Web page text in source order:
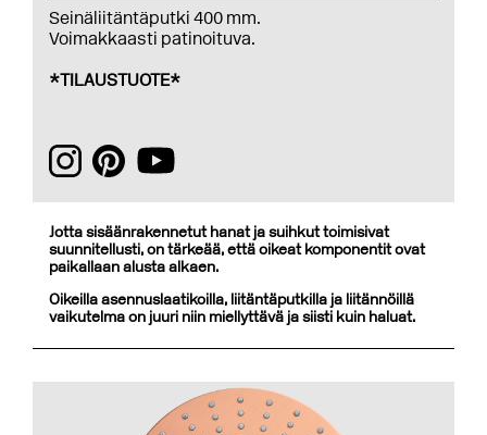
Seinäliitäntäputki 400 mm.
Voimakkaasti patinoituva.
*TILAUSTUOTE*
Jotta sisäänrakennetut hanat ja suihkut toimisivat
suunnitellusti, on tärkeää, että oikeat komponentit ovat
paikallaan alusta alkaen.
Oikeilla asennuslaatikoilla, liitäntäputkilla ja liitännöillä
vaikutelma on juuri niin miellyttävä ja siisti kuin haluat.